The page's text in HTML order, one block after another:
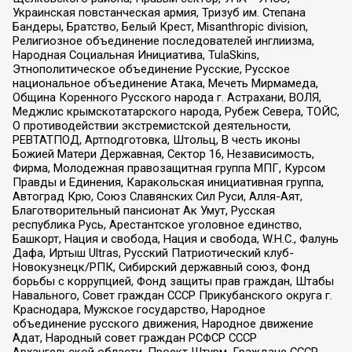
Украинская повстанческая армия, Тризуб им. Степана
Бандеры, Братство, Белый Крест, Misanthropic division,
Религиозное объединение последователей инглиизма,
Народная Социальная Инициатива, TulaSkins,
Этнополитическое объединение Русские, Русское
национальное объединение Атака, Мечеть Мирмамеда,
Община Коренного Русского народа г. Астрахани, ВОЛЯ,
Меджлис крымскотатарского народа, Рубеж Севера, ТОЙС,
О противодействии экстремистской деятельности,
РЕВТАТПОД, Артподготовка, Штольц, В честь иконы
Божией Матери Державная, Сектор 16, Независимость,
Фирма, Молодежная правозащитная группа МПГ, Курсом
Правды и Единения, Каракольская инициативная группа,
Автоград Крю, Союз Славянских Сил Руси, Алля-Аят,
Благотворительный пансионат Ак Умут, Русская
республика Русь, Арестантское уголовное единство,
Башкорт, Нация и свобода, Нация и свобода, W.H.С., Фалунь
Дафа, Иртыш Ultras, Русский Патриотический клуб-
Новокузнецк/РПК, Сибирский державный союз, Фонд
борьбы с коррупцией, Фонд защиты прав граждан, Штабы
Навального, Совет граждан СССР Прикубанского округа г.
Краснодара, Мужское государство, Народное
объединение русского движения, Народное движение
Адат, Народный совет граждан РСФСР СССР